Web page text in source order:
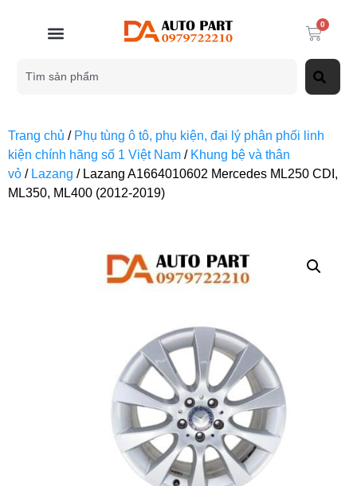
0
Trang chủ / Phụ tùng ô tô, phụ kiện, đại lý phân phối linh
kiện chính hãng số 1 Việt Nam / Khung bệ và thân
vỏ / Lazang / Lazang A1664010602 Mercedes ML250 CDI,
ML350, ML400 (2012-2019)